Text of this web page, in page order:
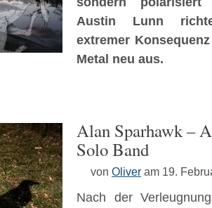
Austin Lunn
extremer
Metal neu aus.
Alan Sparhawk –
Solo Band
von Oliver am 19.
Nach der